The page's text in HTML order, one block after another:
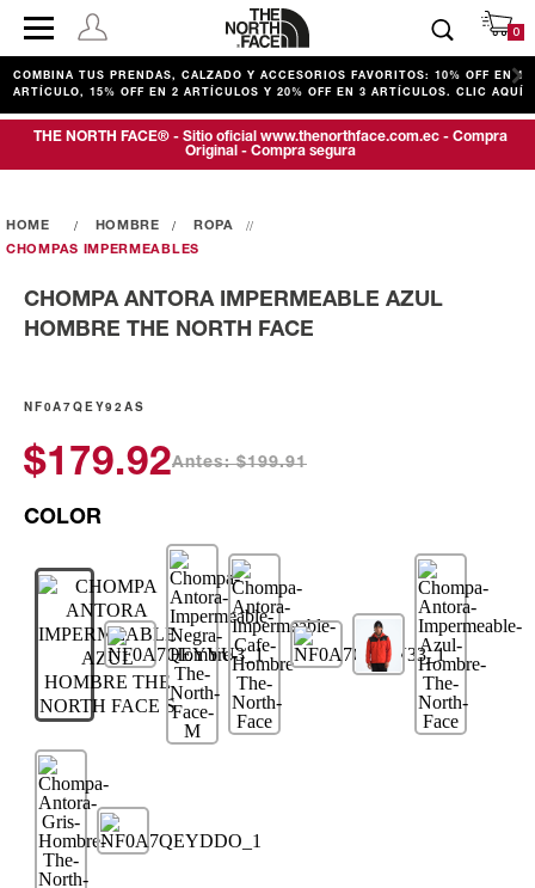
0
COMBINA TUS PRENDAS, CALZADO Y ACCESORIOS FAVORITOS: 10% OFF EN 1
ARTÍCULO, 15% OFF EN 2 ARTÍCULOS Y 20% OFF EN 3 ARTÍCULOS. CLIC AQUÍ
THE NORTH FACE® - Sitio oficial www.thenorthface.com.ec - Compra
Original - Compra segura
HOMBRE
ROPA
CHOMPAS IMPERMEABLES
CHOMPA ANTORA IMPERMEABLE AZUL
HOMBRE THE NORTH FACE
NF0A7QEY92AS
$179.92Antes: $199.91